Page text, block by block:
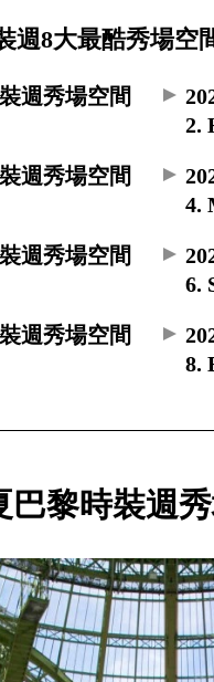
週8大最酷秀場空
週秀場空間
2.
週秀場空間
4.
週秀場空間
6.
週秀場空間
8.
巴黎時裝週